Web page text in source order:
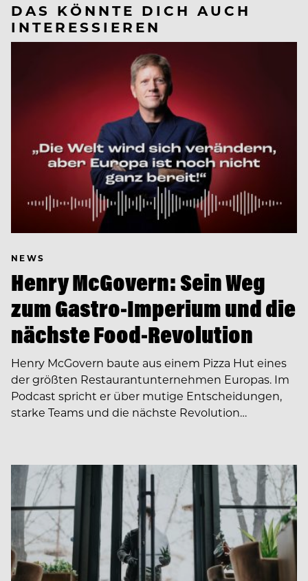
DAS KÖNNTE DICH AUCH
INTERESSIEREN
NEWS
Henry McGovern: Sein Weg
zum Gastro-Imperium und die
nächste Food-Revolution
Henry McGovern baute aus einem Pizza Hut eines
der größten Restaurantunternehmen Europas. Im
Podcast spricht er über mutige Entscheidungen,
starke Teams und die nächste Revolution…